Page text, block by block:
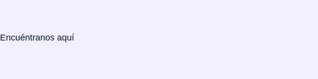
Encuéntranos aquí